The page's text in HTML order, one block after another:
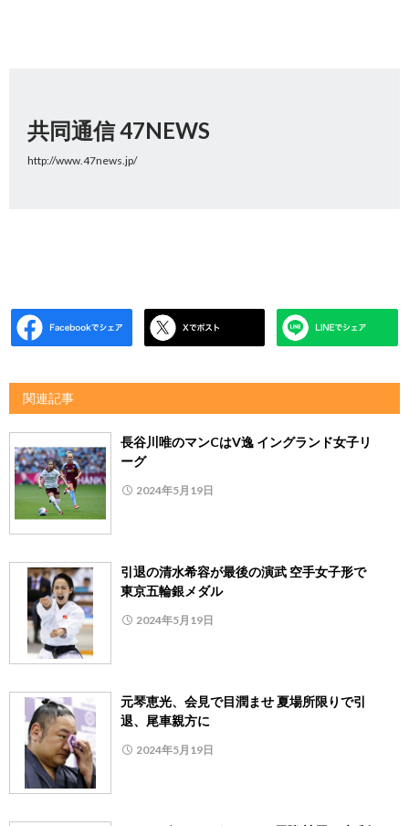
共同通信 47NEWS
http://www.47news.jp/
関連記事
長谷川唯のマンCはV逸 イングランド女子リ
ーグ
2024年5月19日
引退の清水希容が最後の演武 空手女子形で
東京五輪銀メダル
2024年5月19日
元琴恵光、会見で目潤ませ 夏場所限りで引
退、尾車親方に
2024年5月19日